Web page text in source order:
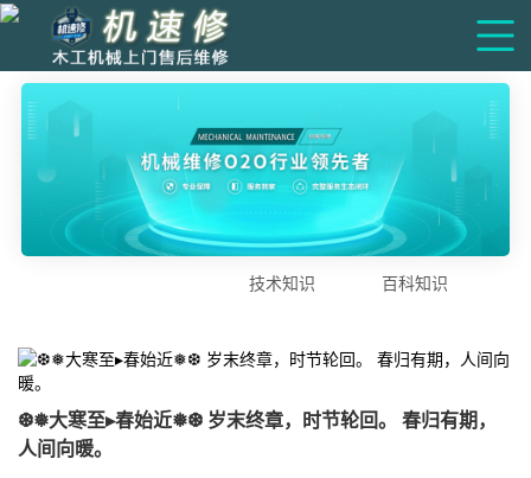
技术知识 百科知识
❆❅大寒至▸春始近❅❆ 岁末终章，时节轮回。 春归有期，
人间向暖。